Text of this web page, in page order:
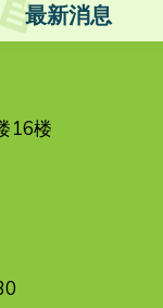
最新消息
16楼